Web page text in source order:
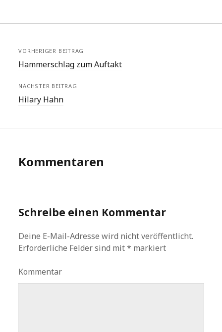
VORHERIGER BEITRAG
Hammerschlag zum Auftakt
NÄCHSTER BEITRAG
Hilary Hahn
Kommentaren
Schreibe einen Kommentar
Deine E-Mail-Adresse wird nicht veröffentlicht.
Erforderliche Felder sind mit* markiert
Kommentar